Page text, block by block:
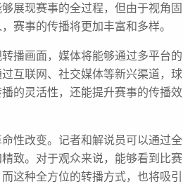
展现赛事的全过程，但由于视角固
赛事的传播将更加丰富和多样。
播画面，媒体将能够通过多平台的
互联网、社交媒体等新兴渠道，球
的灵活性，还能提升赛事的传播效
性改变。记者和解说员可以通过全
致。对于观众来说，能够看到比赛
这种全方位的转播方式，也将吸引